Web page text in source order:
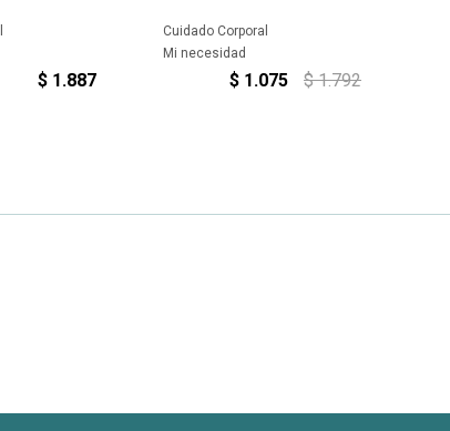
$ 1.887
Cuidado Corporal
Mi necesidad
$ 1.075 $ 1.792